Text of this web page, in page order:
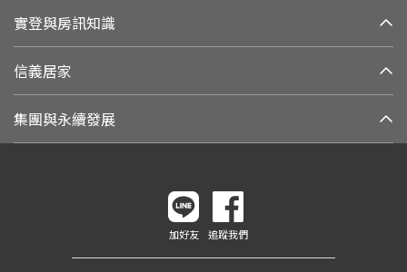
實登與房訊知識
信義居家
集團與永續發展
加好友 追蹤我們